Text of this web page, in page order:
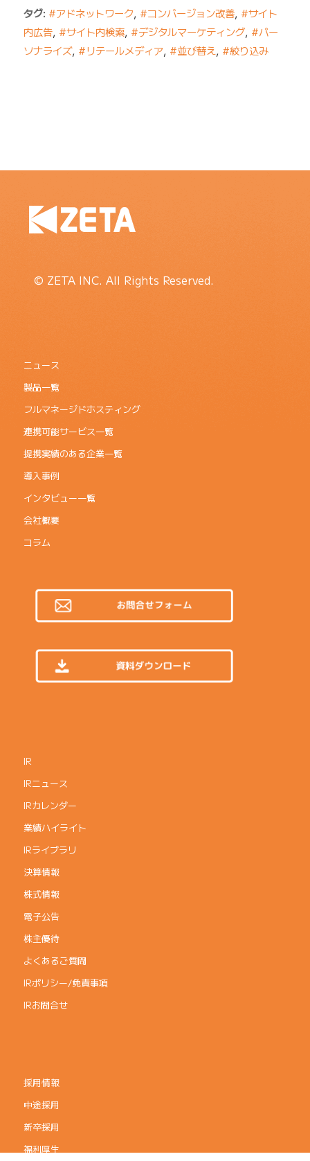
タグ: #アドネットワーク, #コンバージョン改善, #サイト
内広告, #サイト内検索, #デジタルマーケティング, #パー
ソナライズ, #リテールメディア, #並び替え, #絞り込み
© ZETA INC. All Rights Reserved.
ニュース
製品一覧
フルマネージドホスティング
連携可能サービス一覧
提携実績のある企業一覧
導入事例
インタビュー一覧
会社概要
コラム
IR
IRニュース
IRカレンダー
業績ハイライト
IRライブラリ
決算情報
株式情報
電子公告
株主優待
よくあるご質問
IRポリシー/免責事項
IRお問合せ
採用情報
中途採用
新卒採用
福利厚生